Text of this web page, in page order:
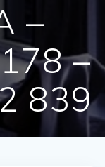
–
–
839